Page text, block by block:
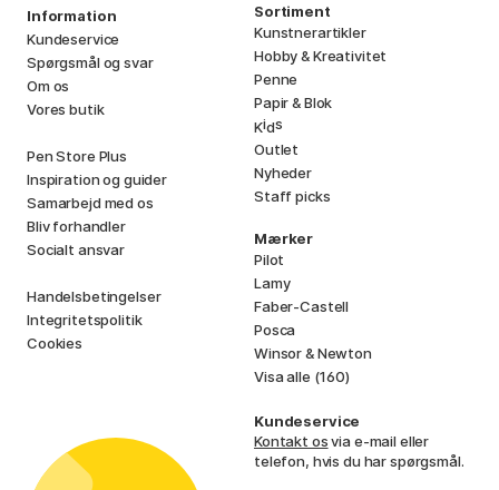
Information
Kundeservice
Spørgsmål og svar
Om os
Vores butik
Pen Store Plus
Inspiration og guider
Samarbejd med os
Bliv forhandler
Socialt ansvar
Handelsbetingelser
Integritetspolitik
Cookies
Sortiment
Kunstnerartikler
Hobby & Kreativitet
Penne
Papir & Blok
Kids
Outlet
Nyheder
Staff picks
Mærker
Pilot
Lamy
Faber-Castell
Posca
Winsor & Newton
Visa alle (160)
Kundeservice
Kontakt osvia e-mail eller
telefon, hvis du har spørgsmål.